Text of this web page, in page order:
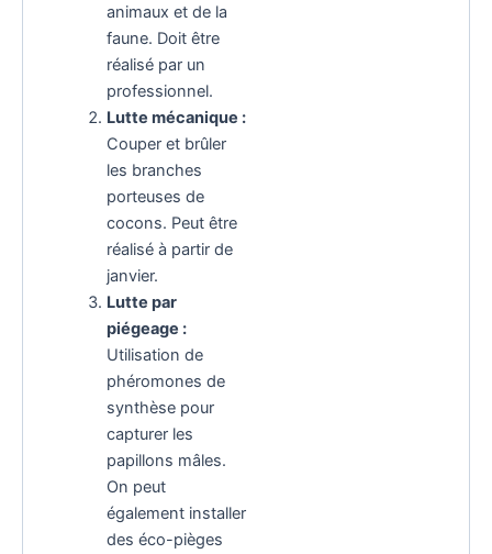
animaux et de la
faune. Doit être
réalisé par un
professionnel.
Lutte mécanique :
Couper et brûler
les branches
porteuses de
cocons. Peut être
réalisé à partir de
janvier.
Lutte par
piégeage :
Utilisation de
phéromones de
synthèse pour
capturer les
papillons mâles.
On peut
également installer
des éco-pièges